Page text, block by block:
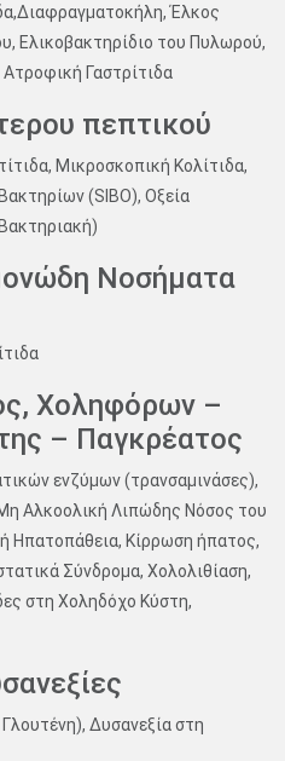
Έλκος
Ελικοβακτηρίδιο του Πυλωρού,
Γαστρίτιδα
πεπτικού
Μικροσκοπική Κολίτιδα,
(SIBO), Οξεία
Νοσήματα
Χοληφόρων –
– Παγκρέατος
ενζύμων (τρανσαμινάσες),
Αλκοολική Λιπώδης Νόσος του
Ηπατοπάθεια, Κίρρωση ήπατος,
Σύνδρομα, Χολολιθίαση,
στη Χοληδόχο Κύστη,
Δυσανεξία στη